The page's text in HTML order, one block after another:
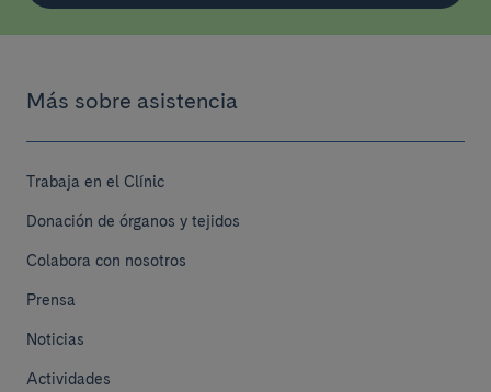
Más sobre asistencia
Trabaja en el Clínic
Donación de órganos y tejidos
Colabora con nosotros
Prensa
Noticias
Actividades